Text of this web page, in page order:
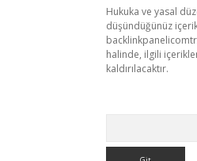
Hukuka ve yasal
düşündüğünüz
halinde, ilgili
kaldırılacaktır.